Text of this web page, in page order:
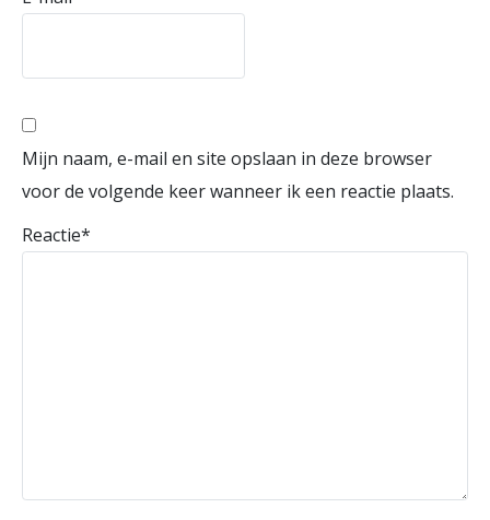
Mijn naam, e-mail en site opslaan in deze browser
voor de volgende keer wanneer ik een reactie plaats.
Reactie*